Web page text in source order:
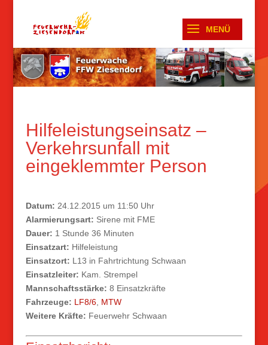
Hilfeleistungseinsatz –
Verkehrsunfall mit
eingeklemmter Person
Datum: 24.12.2015 um 11:50 Uhr
Alarmierungsart: Sirene mit FME
Dauer: 1 Stunde 36 Minuten
Einsatzart: Hilfeleistung
Einsatzort: L13 in Fahrtrichtung Schwaan
Einsatzleiter: Kam. Strempel
Mannschaftsstärke: 8 Einsatzkräfte
Fahrzeuge: LF8/6, MTW
Weitere Kräfte: Feuerwehr Schwaan